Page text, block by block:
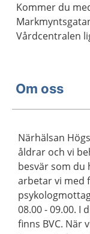
Kommer du
Vårdcentralen
Om oss
Närhälsan
åldrar och vi
besvär som du
arbetar vi med
08.00 - 09.00. I
finns BVC. När